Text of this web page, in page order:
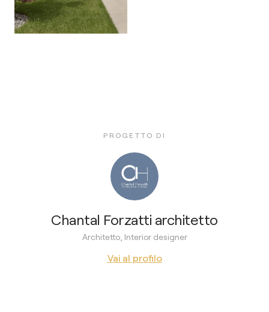
PROGETTO DI
Chantal Forzatti architetto
Architetto, Interior designer
Vai al profilo